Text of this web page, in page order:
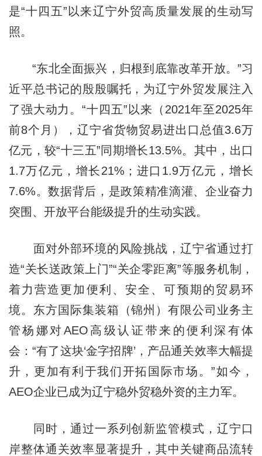
是“十四五”以来辽宁外贸高质量发展的生动写
照。
“东北全面振兴，归根到底靠改革开放。”习
近平总书记的殷殷嘱托，为辽宁外贸发展注入
了强大动力。“十四五”以来（2021年至2025年
前8个月），辽宁省货物贸易进出口总值3.6万
亿元，较“十三五”同期增长13.5%。其中，出口
1.7万亿元，增长21%；进口1.9万亿元，增长
7.6%。数据背后，是政策精准滴灌、企业奋力
突围、开放平台能级提升的生动实践。
面对外部环境的风险挑战，辽宁省通过打
造“关长送政策上门”“关企零距离”等服务机制，
着力营造更加便利、安全、可预期的贸易环
境。东方国际集装箱（锦州）有限公司业务主
管杨娜对AEO高级认证带来的便利深有体
会：“有了这块‘金字招牌’，产品通关效率大幅提
升，更加有利于我们开拓国际市场。”如今，
AEO企业已成为辽宁稳外贸稳外资的主力军。
同时，通过一系列创新监管模式，辽宁口
岸整体通关效率显著提升，其中关键商品流转